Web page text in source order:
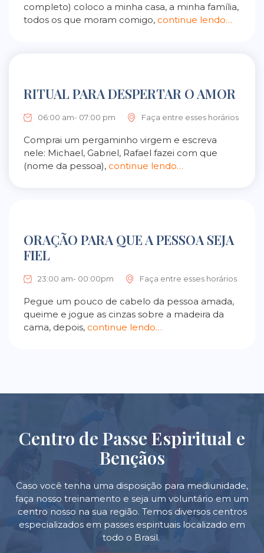
completo) coloco a minha casa, a minha família,
todos os que moram comigo, continue lendo…
RITUAL PARA DESPERTAR O AMOR
06:00 am- 07:00 pm Faça entre esses horários
Comprai um pergaminho virgem e escreva
nele: Michael, Gabriel, Rafael fazei com que
(nome da pessoa), continue lendo…
ORAÇÃO PARA QUE A PESSOA SEJA
FIEL
23:00 am- 00:00pm Faça entre esses horários
Pegue um pouco de cabelo da pessoa amada,
queime e jogue as cinzas sobre a madeira da
cama, depois, continue lendo…
Centro de Passe Espiritual e
Bençãos
Caso você tenha uma disposição para mediunidade,
faça nosso treinamento e seja um voluntário em um
centro nosso na sua região. Temos diversos centros
especializados em passes espirituais localizado em
todo o Brasil.